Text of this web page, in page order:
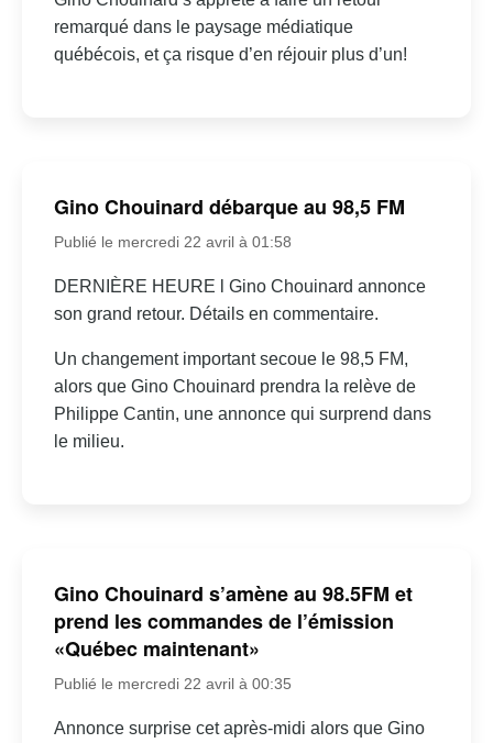
remarqué dans le paysage médiatique
québécois, et ça risque d’en réjouir plus d’un!
Gino Chouinard débarque au 98,5 FM
Publié le mercredi 22 avril à 01:58
DERNIÈRE HEURE l Gino Chouinard annonce
son grand retour. Détails en commentaire.
Un changement important secoue le 98,5 FM,
alors que Gino Chouinard prendra la relève de
Philippe Cantin, une annonce qui surprend dans
le milieu.
Gino Chouinard s’amène au 98.5FM et
prend les commandes de l’émission
«Québec maintenant»
Publié le mercredi 22 avril à 00:35
Annonce surprise cet après-midi alors que Gino